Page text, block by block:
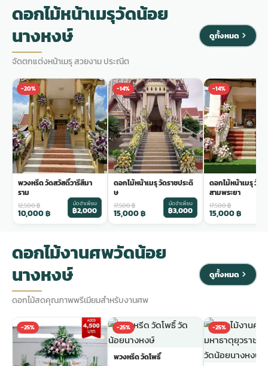
ดอกไม้หน้าเมรุวัดน้อย
นางหงษ์
จัดตกแต่งหน้าเมรุ สวยงาม ประณีต
ดูทั้งหมด
-20%
พวงหรีด วัดสวัสดิ์วารีสีมา
ราม
12,500฿
10,000฿
มัดจำเพียง
฿2,000
-14%
ดอกไม้หน้าเมรุ วัดราชประดิ
ษ
17,500฿
15,000฿
มัดจำเพียง
฿3,000
-14%
ดอกไม้หน้าเมรุ วัด
สามพระยา
17,500฿
15,000฿
ดอกไม้งานศพวัดน้อย
นางหงษ์
ดอกไม้สดคุณภาพพรีเมียมสำหรับงานศพ
ดูทั้งหมด
-25% -25%
พวงหรีด วัดโพธิ์
-25%